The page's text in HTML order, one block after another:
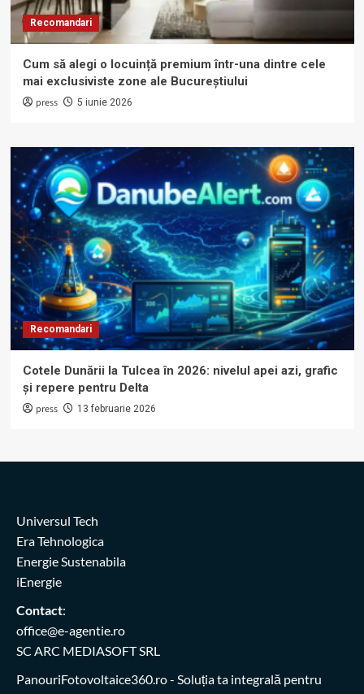
Recomandari
Cum să alegi o locuință premium într-una dintre cele
mai exclusiviste zone ale Bucureștiului
press 5 iunie 2026
Recomandari
Cotele Dunării la Tulcea în 2026: nivelul apei azi, grafic
și repere pentru Delta
press 13 februarie 2026
Universul Tech
Era Tehnologica
Energie Sustenabila
iEnergie
Contact:
office@e-agentie.ro
SC ARC MEDIASOFT SRL
PanouriFotovoltaice360.ro- Soluția ta integrală pentru